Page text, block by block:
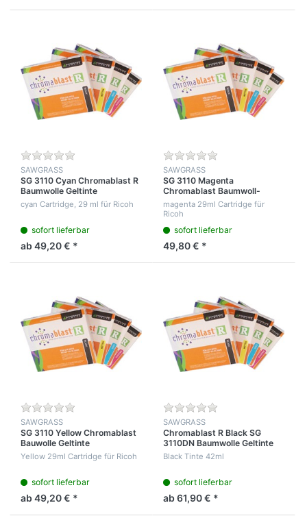
SAWGRASS
SG 3110 Cyan Chromablast R
Baumwolle Geltinte
cyan Cartridge, 29 ml für Ricoh
sofort lieferbar
ab 49,20 € *
SAWGRASS
SG 3110 Magenta
Chromablast Baumwoll-
Geltinte
magenta 29ml Cartridge für
Ricoh
sofort lieferbar
49,80 € *
SAWGRASS
SG 3110 Yellow Chromablast
Bauwolle Geltinte
Yellow 29ml Cartridge für Ricoh
sofort lieferbar
ab 49,20 € *
SAWGRASS
Chromablast R Black SG
3110DN Baumwolle Geltinte
Black Tinte 42ml
sofort lieferbar
ab 61,90 € *